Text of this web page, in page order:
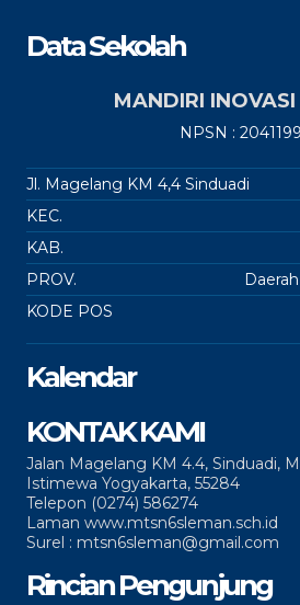
Data Sekolah
MANDIRI
NPSN :
Jl. Magelang KM 4,4 Sinduadi
KEC.
KAB.
PROV.
KODE POS
Kalendar
KONTAK KAMI
Jalan Magelang KM 4.4, Sinduadi,
Istimewa Yogyakarta, 55284
Telepon (0274) 586274
Laman www.mtsn6sleman.sch.id
Surel : mtsn6sleman@gmail.com
Rincian Pengunjung